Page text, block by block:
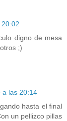
digno de mesa
;)
a las 20:14
hasta el final
un pellizco pillas